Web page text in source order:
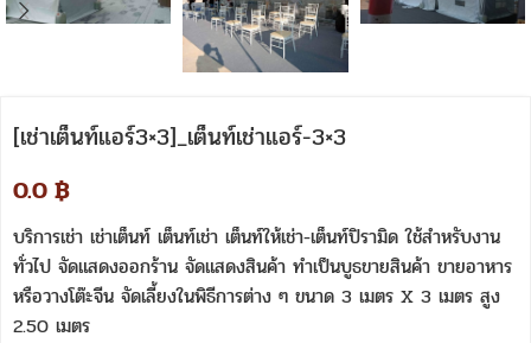
[เช่าเต็นท์แอร์3×3]_เต็นท์เช่าแอร์-3×3
0.0฿
บริการเช่า เช่าเต็นท์ เต็นท์เช่า เต็นท์ให้เช่า-เต็นท์ปิรามิด ใช้สำหรับงาน
ทั่วไป จัดแสดงออกร้าน จัดแสดงสินค้า ทำเป็นบูธขายสินค้า ขายอาหาร
หรือวางโต๊ะจีน จัดเลี้ยงในพิธีการต่าง ๆ ขนาด 3 เมตร X 3 เมตร สูง
2.50 เมตร